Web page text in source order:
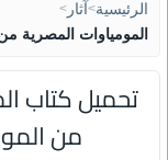
الرئيسية> آثار >
المومياوات المصرية
تحميل كتاب
من